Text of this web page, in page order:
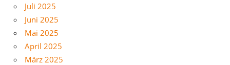
Juli 2025
Juni 2025
Mai 2025
April 2025
März 2025